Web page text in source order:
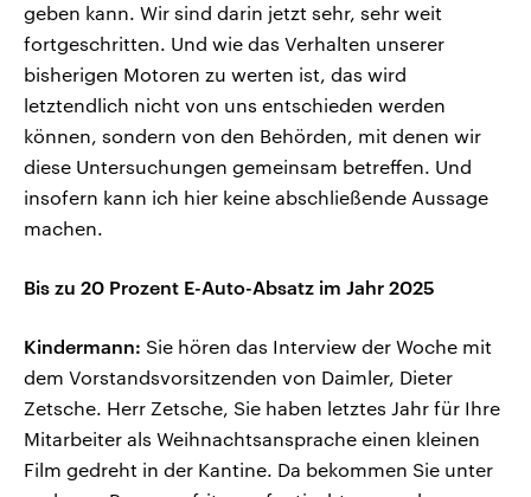
geben kann. Wir sind darin jetzt sehr, sehr weit
fortgeschritten. Und wie das Verhalten unserer
bisherigen Motoren zu werten ist, das wird
letztendlich nicht von uns entschieden werden
können, sondern von den Behörden, mit denen wir
diese Untersuchungen gemeinsam betreffen. Und
insofern kann ich hier keine abschließende Aussage
machen.
Bis zu 20 Prozent E-Auto-Absatz im Jahr 2025
Kindermann: Sie hören das Interview der Woche mit
dem Vorstandsvorsitzenden von Daimler, Dieter
Zetsche. Herr Zetsche, Sie haben letztes Jahr für Ihre
Mitarbeiter als Weihnachtsansprache einen kleinen
Film gedreht in der Kantine. Da bekommen Sie unter